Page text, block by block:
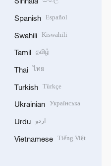
Spanish Español
Swahili Kiswahili
Tamil தமிழ்
Thai ไทย
Turkish Türkçe
Ukrainian Українська
Urdu اردو
Vietnamese Tiếng Việt